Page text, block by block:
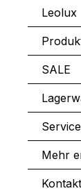
Leolux
SALE
Service
Mehr
Kontakt